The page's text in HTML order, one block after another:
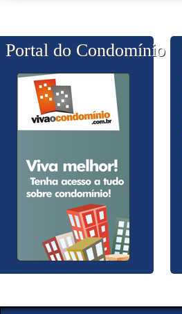
Portal do Condomínio